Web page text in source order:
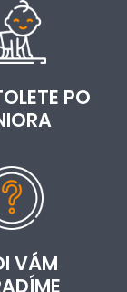
PO
VÁM